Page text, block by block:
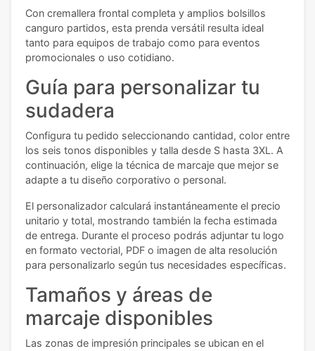
Con cremallera frontal completa y amplios bolsillos
canguro partidos, esta prenda versátil resulta ideal
tanto para equipos de trabajo como para eventos
promocionales o uso cotidiano.
Guía para personalizar tu
sudadera
Configura tu pedido seleccionando cantidad, color entre
los seis tonos disponibles y talla desde S hasta 3XL. A
continuación, elige la técnica de marcaje que mejor se
adapte a tu diseño corporativo o personal.
El personalizador calculará instantáneamente el precio
unitario y total, mostrando también la fecha estimada
de entrega. Durante el proceso podrás adjuntar tu logo
en formato vectorial, PDF o imagen de alta resolución
para personalizarlo según tus necesidades específicas.
Tamaños y áreas de
marcaje disponibles
Las zonas de impresión principales se ubican en el